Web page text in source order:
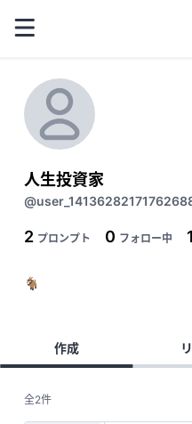
人生投資家
2 プロンプト 0 フォロー中 1
🐐
作成
全2件